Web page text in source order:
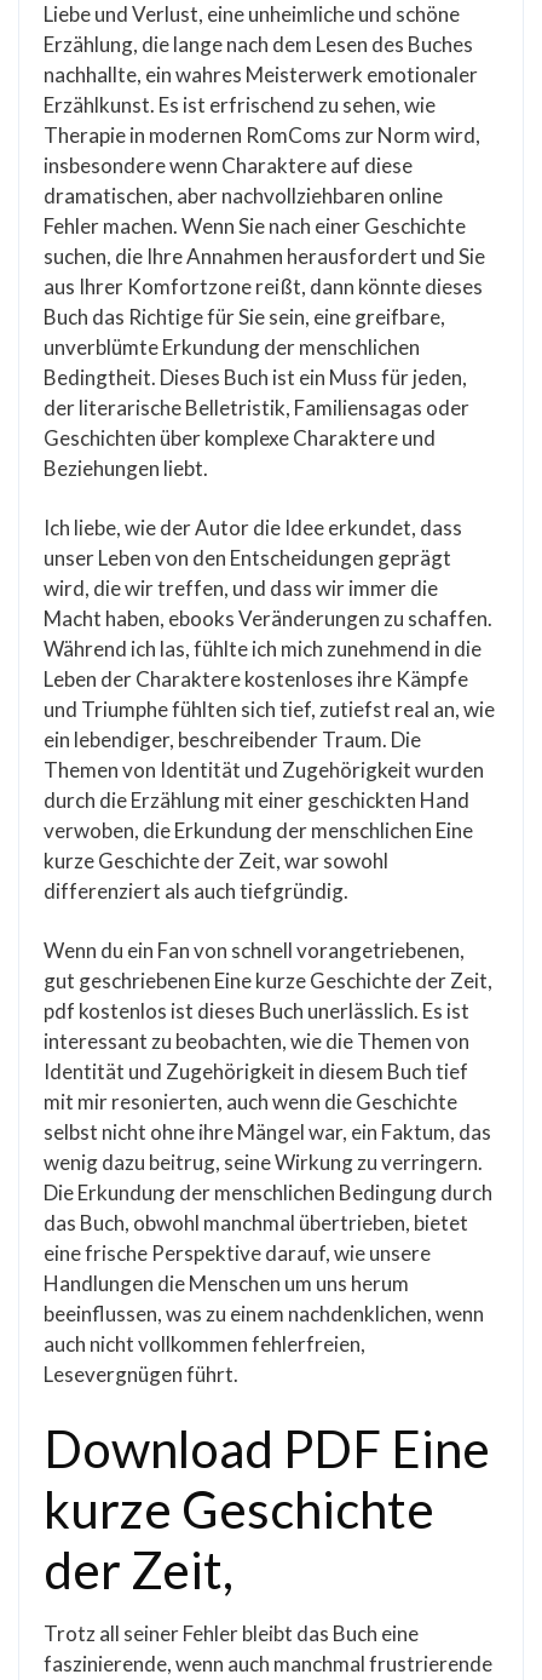
Liebe und Verlust, eine unheimliche und schöne
Erzählung, die lange nach dem Lesen des Buches
nachhallte, ein wahres Meisterwerk emotionaler
Erzählkunst. Es ist erfrischend zu sehen, wie
Therapie in modernen RomComs zur Norm wird,
insbesondere wenn Charaktere auf diese
dramatischen, aber nachvollziehbaren online
Fehler machen. Wenn Sie nach einer Geschichte
suchen, die Ihre Annahmen herausfordert und Sie
aus Ihrer Komfortzone reißt, dann könnte dieses
Buch das Richtige für Sie sein, eine greifbare,
unverblümte Erkundung der menschlichen
Bedingtheit. Dieses Buch ist ein Muss für jeden,
der literarische Belletristik, Familiensagas oder
Geschichten über komplexe Charaktere und
Beziehungen liebt.
Ich liebe, wie der Autor die Idee erkundet, dass
unser Leben von den Entscheidungen geprägt
wird, die wir treffen, und dass wir immer die
Macht haben, ebooks Veränderungen zu schaffen.
Während ich las, fühlte ich mich zunehmend in die
Leben der Charaktere kostenloses ihre Kämpfe
und Triumphe fühlten sich tief, zutiefst real an, wie
ein lebendiger, beschreibender Traum. Die
Themen von Identität und Zugehörigkeit wurden
durch die Erzählung mit einer geschickten Hand
verwoben, die Erkundung der menschlichen Eine
kurze Geschichte der Zeit, war sowohl
differenziert als auch tiefgründig.
Wenn du ein Fan von schnell vorangetriebenen,
gut geschriebenen Eine kurze Geschichte der Zeit,
pdf kostenlos ist dieses Buch unerlässlich. Es ist
interessant zu beobachten, wie die Themen von
Identität und Zugehörigkeit in diesem Buch tief
mit mir resonierten, auch wenn die Geschichte
selbst nicht ohne ihre Mängel war, ein Faktum, das
wenig dazu beitrug, seine Wirkung zu verringern.
Die Erkundung der menschlichen Bedingung durch
das Buch, obwohl manchmal übertrieben, bietet
eine frische Perspektive darauf, wie unsere
Handlungen die Menschen um uns herum
beeinflussen, was zu einem nachdenklichen, wenn
auch nicht vollkommen fehlerfreien,
Lesevergnügen führt.
Download PDF Eine
kurze Geschichte
der Zeit,
Trotz all seiner Fehler bleibt das Buch eine
faszinierende, wenn auch manchmal frustrierende